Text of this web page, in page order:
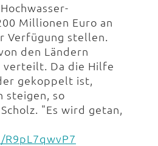
Millionen Euro an
Verfügung stellen.
den Ländern
verteilt. Da die Hilfe
gekoppelt ist,
steigen, so
"Es wird getan,